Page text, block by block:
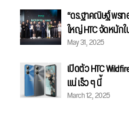
“ดร.ฐาคณิษฐ์ พรท
ใหญ่ HTC จัดหนักใ
รวมตัวคึกคักเพรา
May 31, 2025
เปิดตัว HTC
แน่ เร็ว ๆ นี้
March 12, 2025